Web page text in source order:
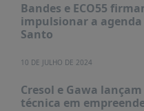
DADOS
FRENTE
A
FRENTE
Bandes e ECO55
impulsionar a
Santo
10 DE JULHO DE 2024
Cresol e Gawa
técnica em